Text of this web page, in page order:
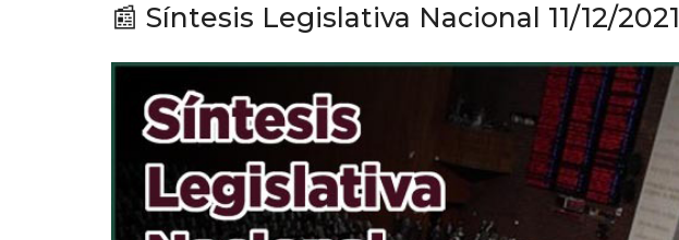
📰 Síntesis Legislativa Nacional 11/12/2021